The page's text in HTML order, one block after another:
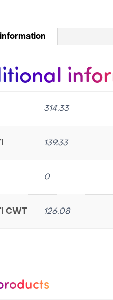
314.33
139.33
0
CWT 126.08